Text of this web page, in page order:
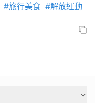
#旅行美食 #解放運動